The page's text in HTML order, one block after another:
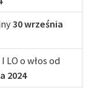
30 września
LO o włos od
2024